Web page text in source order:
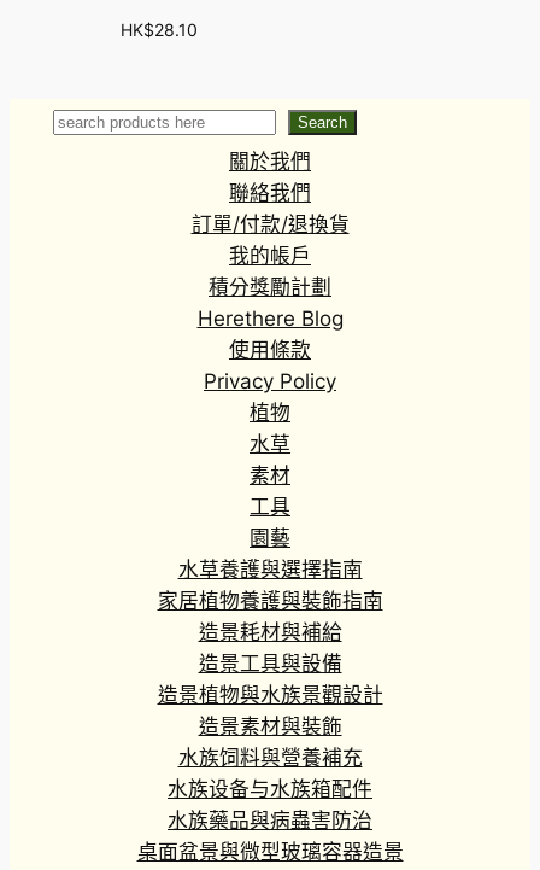
HK$28.10
Search Search
關於我們
聯絡我們
訂單/付款/退換貨
我的帳戶
積分獎勵計劃
Herethere Blog
使用條款
Privacy Policy
植物
水草
素材
工具
園藝
水草養護與選擇指南
家居植物養護與裝飾指南
造景耗材與補給
造景工具與設備
造景植物與水族景觀設計
造景素材與裝飾
水族饲料與營養補充
水族设备与水族箱配件
水族藥品與病蟲害防治
桌面盆景與微型玻璃容器造景